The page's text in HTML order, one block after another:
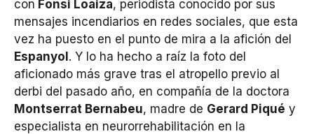
con Fonsi Loaiza, periodista conocido por sus
mensajes incendiarios en redes sociales, que esta
vez ha puesto en el punto de mira a la afición del
Espanyol. Y lo ha hecho a raíz la foto del
aficionado más grave tras el atropello previo al
derbi del pasado año, en compañía de la doctora
Montserrat Bernabeu, madre de Gerard Piqué y
especialista en neurorrehabilitación en la